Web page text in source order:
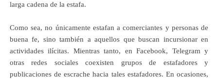
larga cadena de la estafa.
Como sea, no únicamente estafan a comerciantes y personas de
buena fe, sino también a aquellos que buscan incursionar en
actividades ilícitas. Mientras tanto, en Facebook, Telegram y
otras redes sociales coexisten grupos de estafadores y
publicaciones de escrache hacia tales estafadores. En ocasiones,